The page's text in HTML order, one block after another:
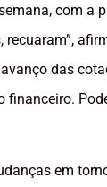
com a
recuaram”,
das
financeiro.
em